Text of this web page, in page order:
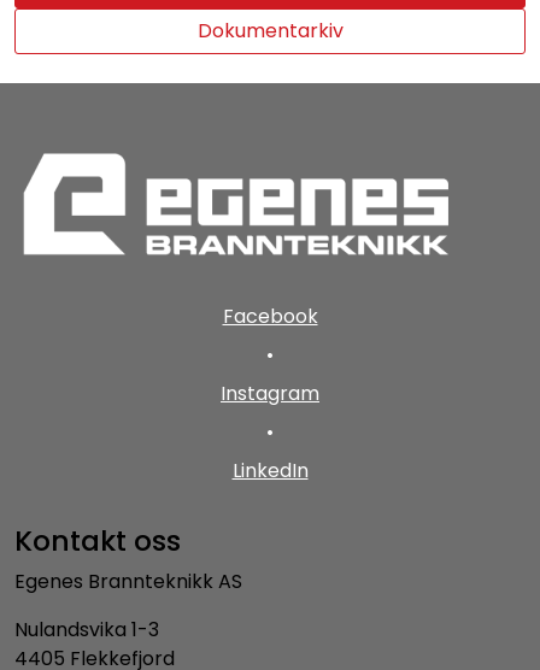
Dokumentarkiv
Facebook
•
Instagram
•
LinkedIn
Kontakt oss
Egenes Brannteknikk AS
Nulandsvika 1-3
4405 Flekkefjord